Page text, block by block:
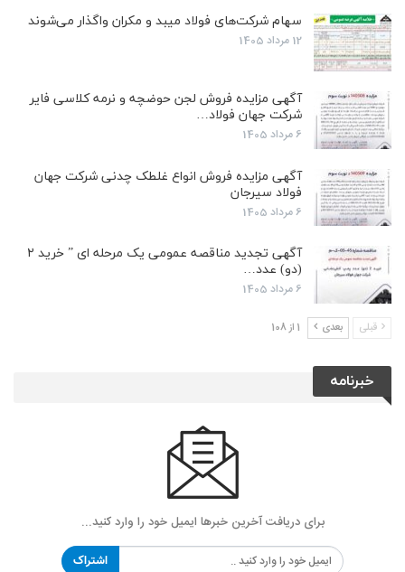
سهام شرکت‌های فولاد میبد و مکران واگذار می‌شوند
12 مرداد 1405
آگهی مزایده فروش لجن حوضچه و نرمه کلاسی فایر
شرکت جهان فولاد…
6 مرداد 1405
آگهی مزایده فروش انواع غلطک چدنی شرکت جهان
فولاد سیرجان
6 مرداد 1405
آگهی تجدید مناقصه عمومی یک مرحله ای ” خرید ۲
(دو) عدد…
6 مرداد 1405
قبلی بعدی 1 از 108
خبرنامه
برای دریافت آخرین خبرها ایمیل خود را وارد کنید...
اشتراک